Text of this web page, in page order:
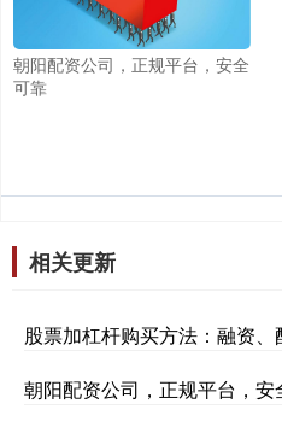
朝阳配资公司，正规平台，安全
可靠
相关更新
股票加杠杆购买方法：融资
朝阳配资公司，正规平台，安